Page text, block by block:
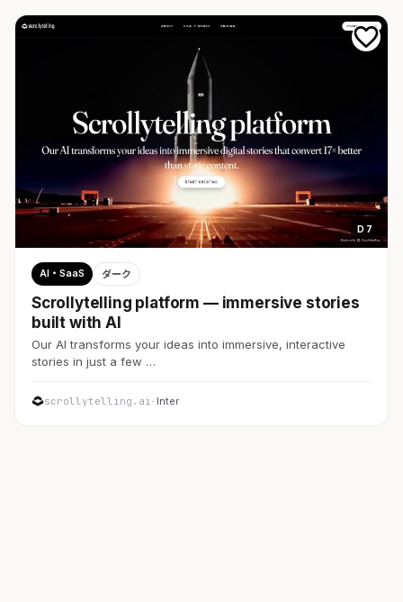
D 7
AI・SaaS ダーク
Scrollytelling platform — immersive stories
built with AI
Our AI transforms your ideas into immersive, interactive
stories in just a few …
scrollytelling.ai· Inter